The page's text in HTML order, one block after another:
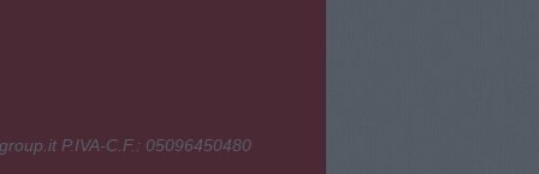
P.IVA-C.F.: 05096450480